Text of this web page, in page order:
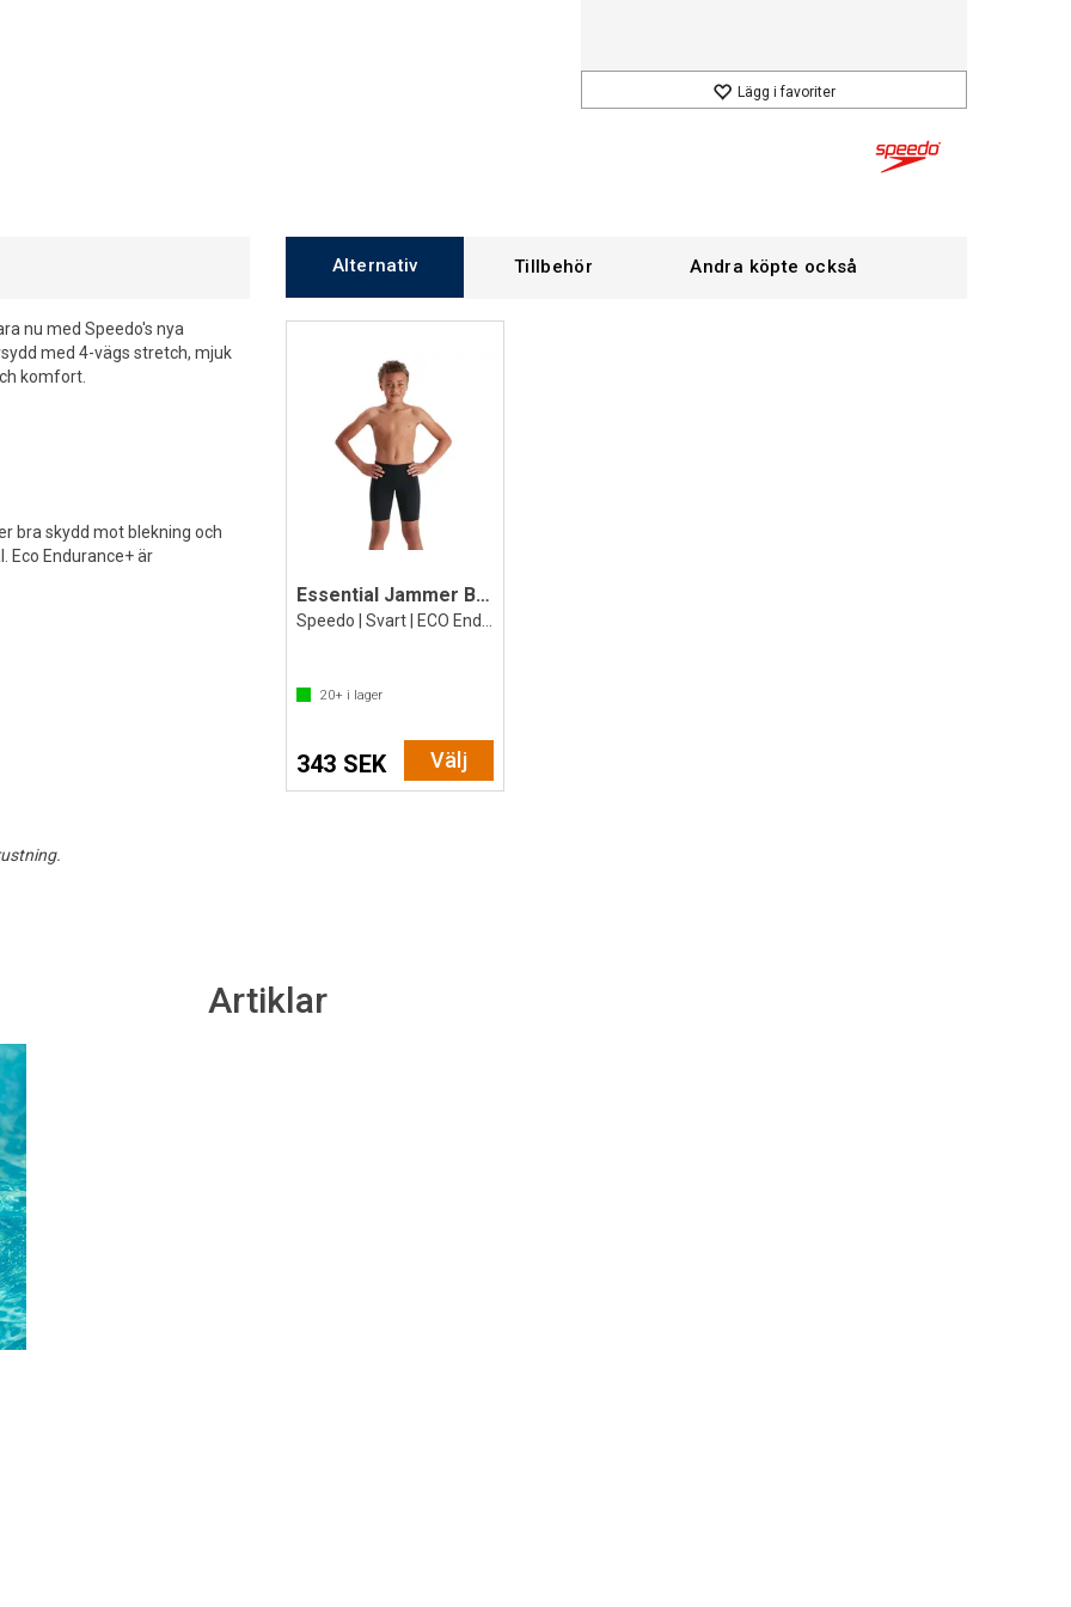
Lägg i favoriter
nu med Speedo's nya
med 4-vägs stretch, mjuk
komfort.
bra skydd mot blekning och
Eco Endurance+ är
Alternativ Tillbehör Andra köpte också
Essential Jammer Badbyxa jr
20+ i lager
343 SEK Välj
Artiklar